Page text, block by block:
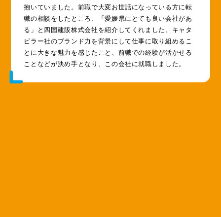
抱いていました。前職で大変お世話になっている方に転
職の相談をしたところ、「愛媛県にとても良い会社があ
る」と四国建販株式会社を紹介してくれました。キャタ
ピラー社のブランド力を背景にして仕事に取り組めるこ
とに大きな魅力を感じたこと、前職での経験が活かせる
ことなどが決め手となり、この会社に就職しました。